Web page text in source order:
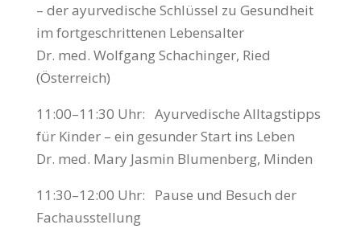
– der ayurvedische Schlüssel zu Gesundheit
im fortgeschrittenen Lebensalter
Dr. med. Wolfgang Schachinger, Ried
(Österreich)
11:00–11:30 Uhr: Ayurvedische Alltagstipps
für Kinder – ein gesunder Start ins Leben
Dr. med. Mary Jasmin Blumenberg, Minden
11:30–12:00 Uhr: Pause und Besuch der
Fachausstellung